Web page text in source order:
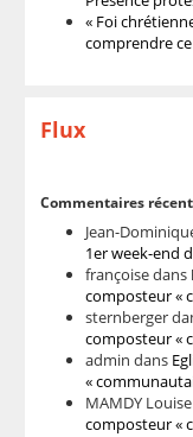
« Foi
comprendre
Flux
Commentaires
Jean-
1er week-end
françoisedans
composteur «
sternberger
composteur «
admin dans
«
MAMDY Louise
composteur «